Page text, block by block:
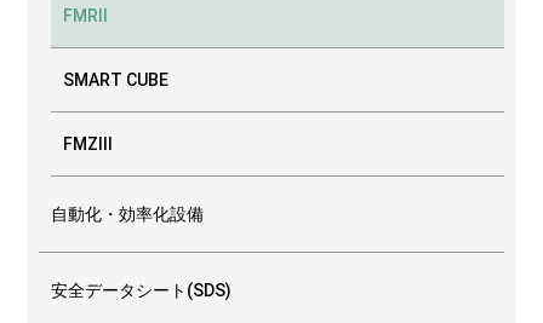
FMRⅡ
SMART CUBE
FMZⅢ
自動化・効率化設備
安全データシート(SDS)